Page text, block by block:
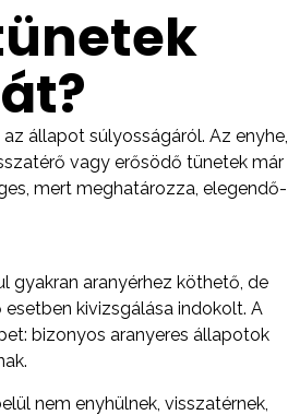
állapot súlyosságáról. Az enyhe,
vagy erősödő tünetek már
mert meghatározza, elegendő-
gyakran aranyérhez köthető, de
kivizsgálása indokolt. A
bizonyos aranyeres állapotok
nem enyhülnek, visszatérnek,